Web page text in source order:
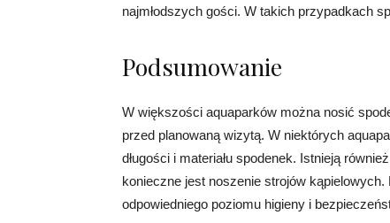
najmłodszych gości. W takich przypadkach
Podsumowanie
W większości aquaparków można nosić
przed planowaną wizytą. W niektórych
długości i materiału spodenek. Istnieją
konieczne jest noszenie strojów
odpowiedniego poziomu higieny i